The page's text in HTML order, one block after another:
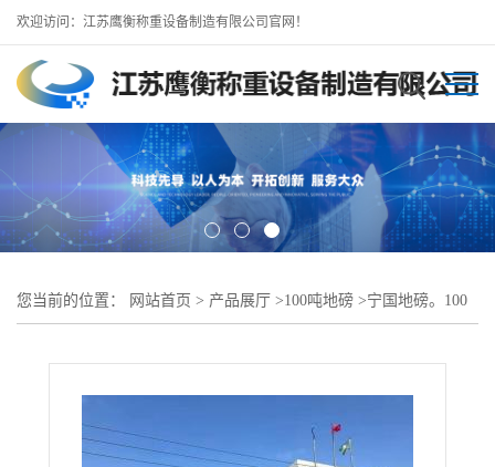
欢迎访问：江苏鹰衡称重设备制造有限公司官网！
您当前的位置： 网站首页 > 产品展厅 >100吨地磅 >宁国地磅。100